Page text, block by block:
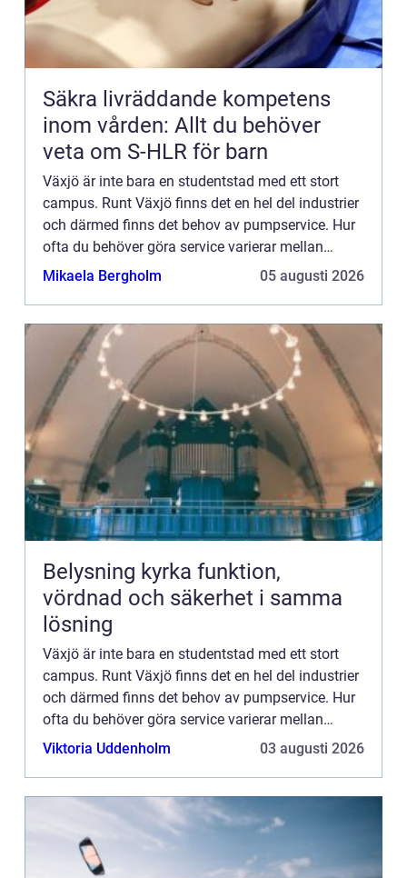
Säkra livräddande kompetens
inom vården: Allt du behöver
veta om S-HLR för barn
Växjö är inte bara en studentstad med ett stort
campus. Runt Växjö finns det en hel del industrier
och därmed finns det behov av pumpservice. Hur
ofta du behöver göra service varierar mellan
pumpar. Pumpar som hanterar frätande ämnen
Mikaela Bergholm 05 augusti 2026
Belysning kyrka funktion,
vördnad och säkerhet i samma
lösning
Växjö är inte bara en studentstad med ett stort
campus. Runt Växjö finns det en hel del industrier
och därmed finns det behov av pumpservice. Hur
ofta du behöver göra service varierar mellan
pumpar. Pumpar som hanterar frätande ämnen
Viktoria Uddenholm 03 augusti 2026